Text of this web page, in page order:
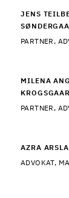
JENS
PARTNER,
MILENA
PARTNER,
AZRA
ADVOKAT,